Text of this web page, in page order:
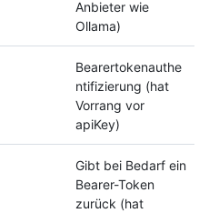
Anbieter wie
Ollama)
Bearertokenauthe
ntifizierung (hat
Vorrang vor
apiKey)
Gibt bei Bedarf ein
Bearer-Token
zurück (hat